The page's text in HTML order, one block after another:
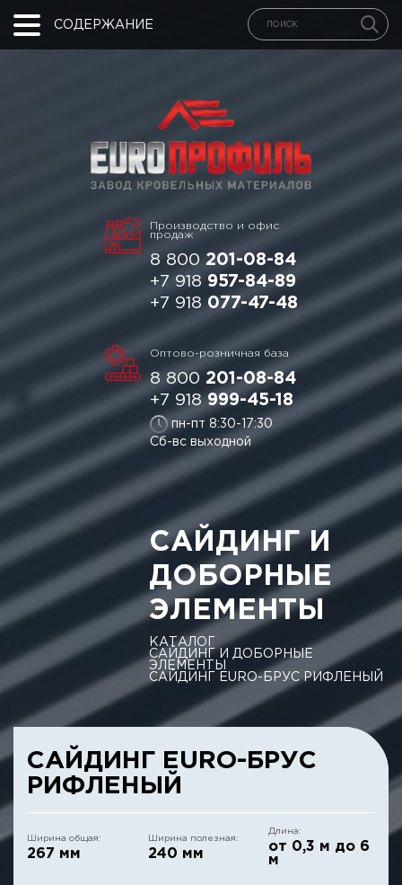
СОДЕРЖАНИЕ
Производство и офис
продаж
8 800 201-08-84
+7 918 957-84-89
+7 918 077-47-48
Оптово-розничная база
8 800 201-08-84
+7 918999-45-18
пн-пт 8:30-17:30
Сб-вс выходной
САЙДИНГ И
ДОБОРНЫЕ
ЭЛЕМЕНТЫ
КАТАЛОГ
САЙДИНГ И ДОБОРНЫЕ
ЭЛЕМЕНТЫ
САЙДИНГ EURO-БРУС РИФЛЕНЫЙ
САЙДИНГ EURO-БРУС
РИФЛЕНЫЙ
Ширина общая:
267 мм
Ширина полезная:
240 мм
Длина:
от 0,3 м до 6
м